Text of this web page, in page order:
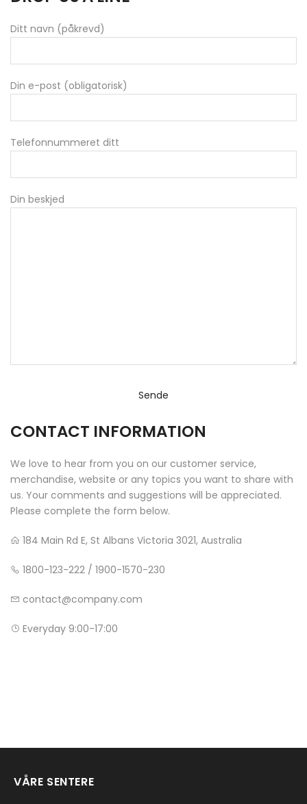
Ditt navn (påkrevd)
Din e-post (obligatorisk)
Telefonnummeret ditt
Din beskjed
CONTACT INFORMATION
We love to hear from you on our customer service,
merchandise, website or any topics you want to share with
us. Your comments and suggestions will be appreciated.
Please complete the form below.
184 Main Rd E, St Albans Victoria 3021, Australia
1800-123-222 / 1900-1570-230
contact@company.com
Everyday 9:00-17:00
VÅRE SENTERE